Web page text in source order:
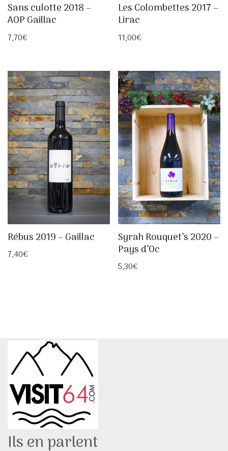
Sans culotte 2018 –
AOP Gaillac
7,70€
Les Colombettes 2017 –
Lirac
11,00€
Rébus 2019 – Gaillac
7,40€
Syrah Rouquet’s 2020 –
Pays d’Oc
5,30€
Ils en parlent